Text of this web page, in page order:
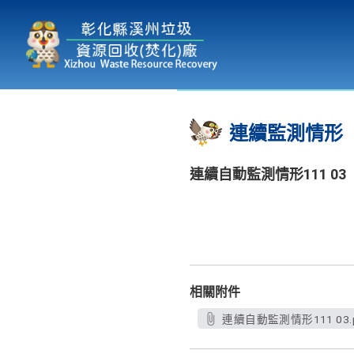
本廠簡介
:::
連續監測情形
連續自動監測情形111 03
相關附件
連續自動監測情形111